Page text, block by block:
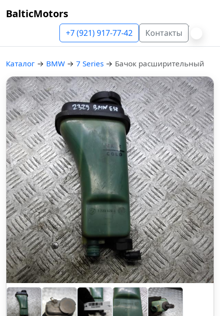
BalticMotors
+7 (921) 917-77-42 Контакты
Каталог → BMW → 7 Series → Бачок расширительный